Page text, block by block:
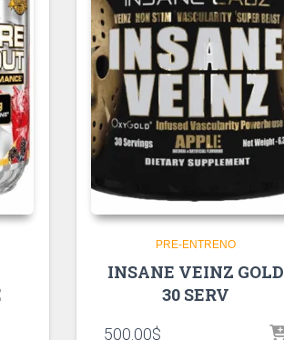
PRE-ENTRENO
INSANE VEINZ GOLD
30 SERV
500.00$